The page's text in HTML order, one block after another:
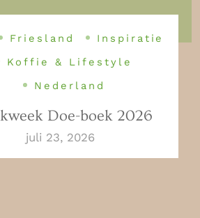
Friesland
Inspiratie
Koffie & Lifestyle
Nederland
Doe-boek 2026
juli 23, 2026